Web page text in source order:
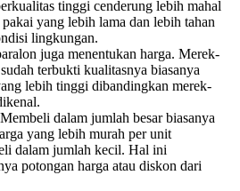
tinggi cenderung lebih mahal
yang lebih lama dan lebih tahan
lingkungan.
juga menentukan harga. Merek-
terbukti kualitasnya biasanya
lebih tinggi dibandingkan merek-
Membeli dalam jumlah besar biasanya
yang lebih murah per unit
dalam jumlah kecil. Hal ini
potongan harga atau diskon dari